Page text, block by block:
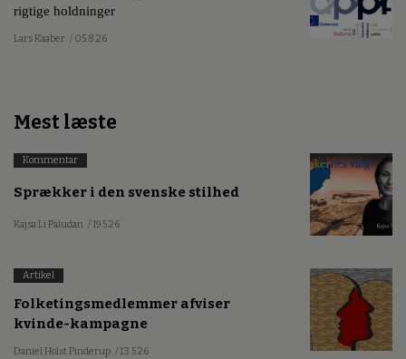
rigtige holdninger
Lars Kaaber / 05.8.26
Mest læste
Kommentar
Sprækker i den svenske stilhed
Kajsa Li Paludan / 19.5.26
Artikel
Folketingsmedlemmer afviser
kvinde-kampagne
Daniel Holst Pinderup / 13.5.26